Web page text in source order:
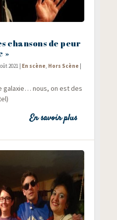
chansons de peur
»
2021 | En scène Hors Scène |
galaxie… nous, on est des
En savoir plus